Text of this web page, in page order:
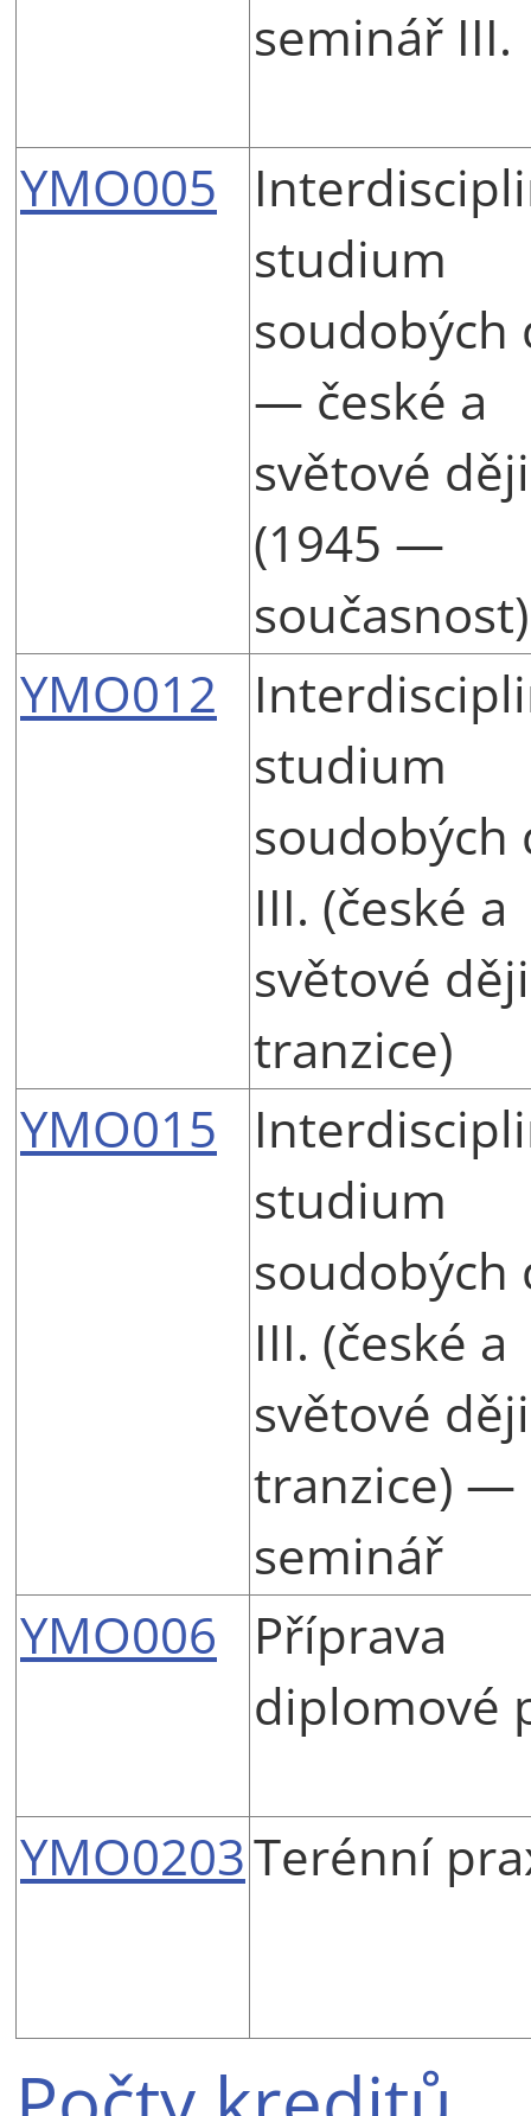
seminář III.
YMO005
studium
soudobých
— české a
světové
(1945 —
současnost)
YMO012
studium
soudobých
III. (české a
světové
tranzice)
YMO015
studium
soudobých
III. (české a
světové
tranzice) —
seminář
YMO006
Příprava
diplomové
YMO0203Terénní